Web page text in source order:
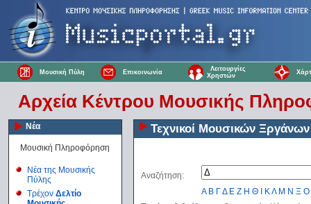
Μουσική Πύλη Επικοινωνία
Λειτουργίες
Χρηστών
Αρχεία Κέντρου Μουσικής
Νέα
Μουσική Πληροφόρηση
Νέα της Μουσικής
Πύλης
Τρέχον Δελτίο
Τεχνικοί Μουσικών Ξργάνων
Αναζήτηση:
Α Β ΓΔ Ε Ζ Η Θ ΚΛ Μ Ν Ξ Ο